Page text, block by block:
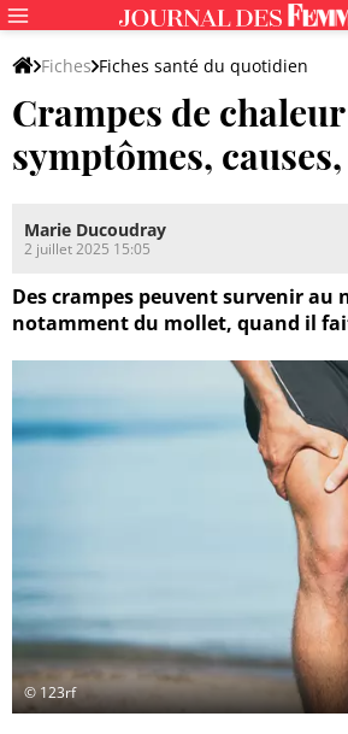
Fiches Fiches santé du quotidien
Symptômes et questions diverses
Crampes de
symptômes,
Marie Ducoudray
2 juillet 2025 15:05
Des crampes peuvent survenir au
notamment du mollet, quand il
© 123rf